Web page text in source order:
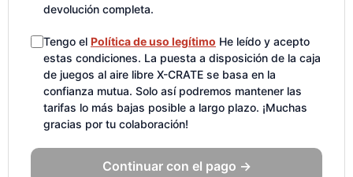
devolución completa.
Tengo el Política de uso legítimo He leído y acepto
estas condiciones. La puesta a disposición de la caja
de juegos al aire libre X-CRATE se basa en la
confianza mutua. Solo así podremos mantener las
tarifas lo más bajas posible a largo plazo. ¡Muchas
gracias por tu colaboración!
Continuar con el pago →